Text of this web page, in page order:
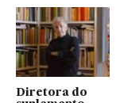
Diretora do